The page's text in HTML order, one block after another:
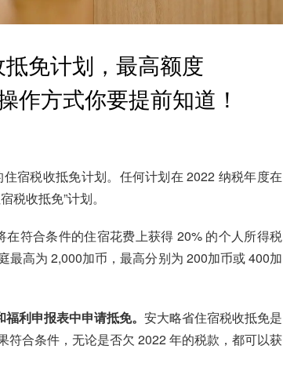
免计划，最高额度
作方式你要提前知道！
宿税收抵免计划。任何计划在 2022 纳税年度在
税收抵免”计划。
符合条件的住宿花费上获得 20% 的个人所得税
最高为 2,000加币，最高分别为 200加币或 400加
利申报表中申请抵免。 安大略省住宿税收抵免是
符合条件，无论是否欠 2022 年的税款，都可以获